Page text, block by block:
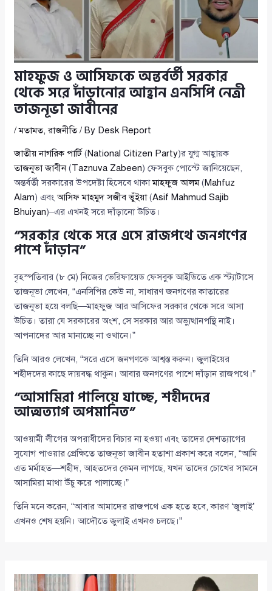
মাহফুজ ও আসিফকে অন্তর্বর্তী সরকার
থেকে সরে দাঁড়ানোর আহ্বান এনসিপি নেত্রী
তাজনূভা জাবীনের
/মতামত,রাজনীতি/ By Desk Report
জাতীয় নাগরিক পার্টি (National Citizen Party)র যুগ্ম আহ্বায়ক
তাজনূভা জাবীন(Taznuva Zabeen) ফেসবুক পোস্টে জানিয়েছেন,
অন্তর্বর্তী সরকারের উপদেষ্টা হিসেবে থাকামাহফুজ আলম(Mahfuz
Alam) এবংআসিফ মাহমুদ সজীব ভুঁইয়া(Asif Mahmud Sajib
Bhuiyan)–এর এখনই সরে দাঁড়ানো উচিত।
“সরকার থেকে সরে এসে রাজপথে জনগণের
পাশে দাঁড়ান”
বৃহস্পতিবার (৮ মে) নিজের ভেরিফায়েড ফেসবুক আইডিতে এক স্ট্যাটাসে
তাজনূভা লেখেন, “এনসিপির কেউ না, সাধারণ জনগণের কাতারের
তাজনূভা হয়ে বলছি—মাহফুজ আর আসিফের সরকার থেকে সরে আসা
উচিত। তারা যে সরকারের অংশ, সে সরকার আর অভ্যুত্থানপন্থি নাই।
আপনাদের আর মানাচ্ছে না ওখানে।”
তিনি আরও লেখেন, “সরে এসে জনগণকে আশ্বস্ত করুন। জুলাইয়ের
শহীদদের কাছে দায়বদ্ধ থাকুন। আবার জনগণের পাশে দাঁড়ান রাজপথে।”
“আসামিরা পালিয়ে যাচ্ছে, শহীদদের
আত্মত্যাগ অপমানিত”
আওয়ামী লীগের অপরাধীদের বিচার না হওয়া এবং তাদের দেশত্যাগের
সুযোগ পাওয়ার প্রেক্ষিতে তাজনূভা জাবীন হতাশা প্রকাশ করে বলেন, “আমি
এত মর্মাহত—শহীদ, আহতদের কেমন লাগছে, যখন তাদের চোখের সামনে
আসামিরা মাথা উঁচু করে পালাচ্ছে।”
তিনি মনে করেন, “আবার আমাদের রাজপথে এক হতে হবে, কারণ ‘জুলাই’
এখনও শেষ হয়নি। আদৌতে জুলাই এখনও চলছে।”